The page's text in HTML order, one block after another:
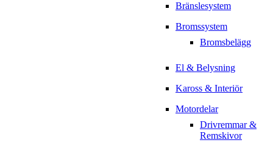
Bränslesystem
Bromssystem
Bromsbelägg
El & Belysning
Kaross & Interiör
Motordelar
Drivremmar &
Remskivor